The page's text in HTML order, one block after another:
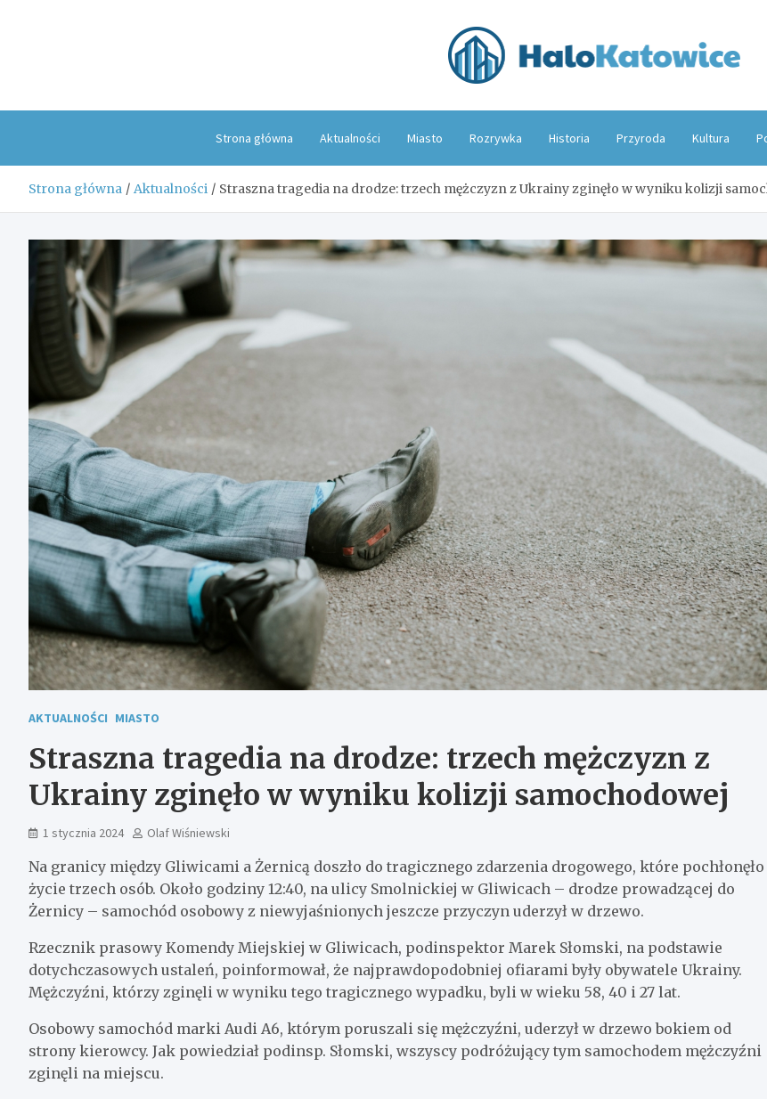
Strona główna Aktualności Miasto Rozrywka Historia Przyroda Kultura
Strona główna Aktualności Straszna tragedia na drodze: trzech mężczyzn z Ukrainy zginęło w wyniku kolizji
AKTUALNOŚCI MIASTO
Straszna tragedia na drodze: trzech mężczyzn z
Ukrainy zginęło w wyniku kolizji samochodowej
1 stycznia 2024 Olaf Wiśniewski
Na granicy między Gliwicami a Żernicą doszło do tragicznego zdarzenia drogowego, które pochłonęło
życie trzech osób. Około godziny 12:40, na ulicy Smolnickiej w Gliwicach – drodze prowadzącej do
Żernicy – samochód osobowy z niewyjaśnionych jeszcze przyczyn uderzył w drzewo.
Rzecznik prasowy Komendy Miejskiej w Gliwicach, podinspektor Marek Słomski, na podstawie
dotychczasowych ustaleń, poinformował, że najprawdopodobniej ofiarami były obywatele Ukrainy.
Mężczyźni, którzy zginęli w wyniku tego tragicznego wypadku, byli w wieku 58, 40 i 27 lat.
Osobowy samochód marki Audi A6, którym poruszali się mężczyźni, uderzył w drzewo bokiem od
strony kierowcy. Jak powiedział podinsp. Słomski, wszyscy podróżujący tym samochodem mężczyźni
zginęli na miejscu.